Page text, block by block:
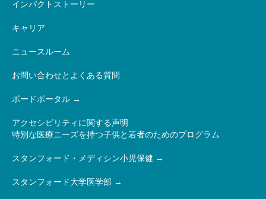
インパクトストーリー
キャリア
ニュースルーム
お問い合わせとよくある質問
ボードポータル
アクセシビリティに関する声明
特別な医療ニーズを持つ子供と若者のためのプログラム
スタンフォード・メディシン小児保健
スタンフォード大学医学部